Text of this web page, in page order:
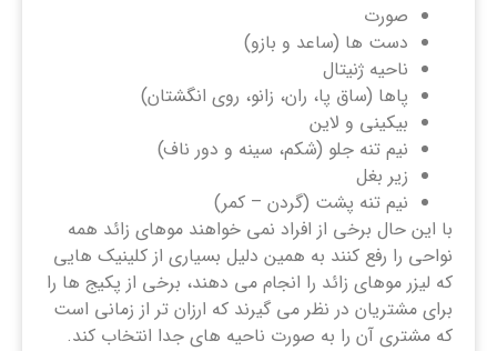
صورت
دست ها (ساعد و بازو)
ناحیه ژنیتال
پاها (ساق پا، ران، زانو، روی انگشتان)
بیکینی و لاین
نیم تنه جلو (شکم، سینه و دور ناف)
زیر بغل
نیم تنه پشت (گردن – کمر)
با این حال برخی از افراد نمی خواهند موهای زائد همه
نواحی را رفع کنند به همین دلیل بسیاری از کلینیک هایی
که لیزر موهای زائد را انجام می دهند، برخی از پکیج ها را
برای مشتریان در نظر می گیرند که ارزان تر از زمانی است
که مشتری آن را به صورت ناحیه های جدا انتخاب کند.